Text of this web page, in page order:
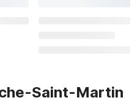
Saint-Martin